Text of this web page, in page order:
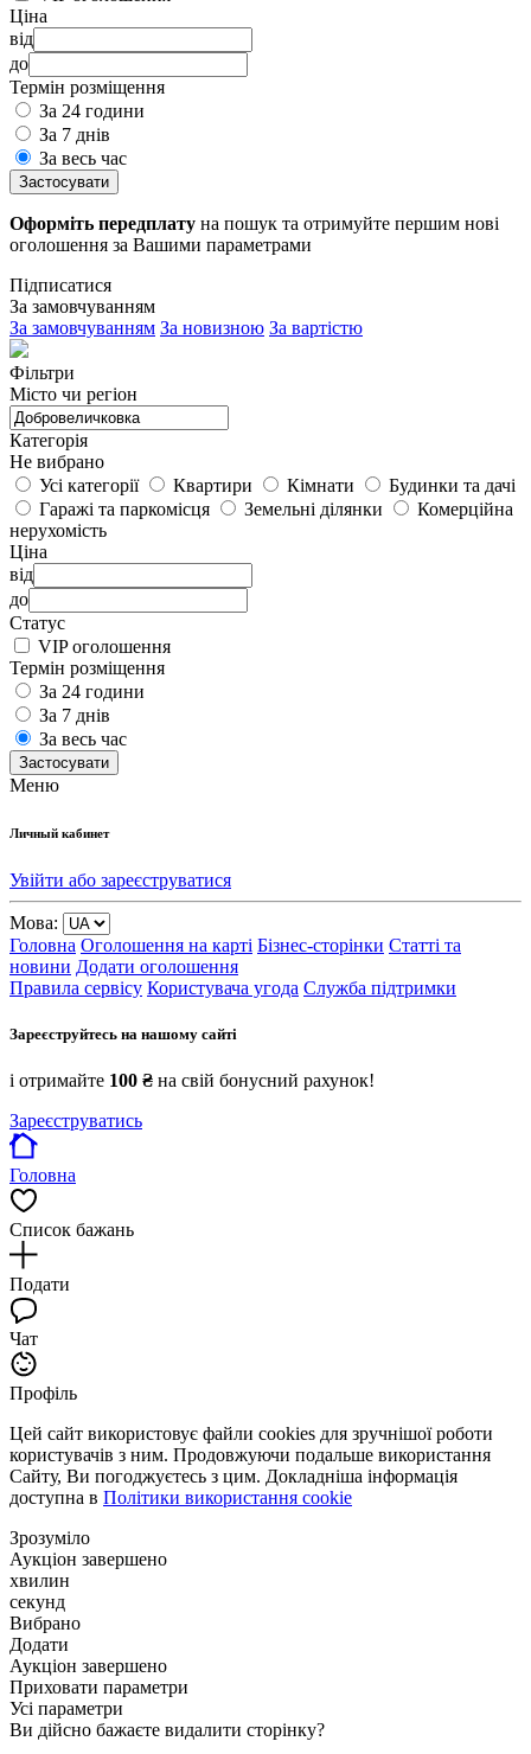
Ціна
від
до
Термін розміщення
За 24 години
За 7 днів
За весь час
Застосувати
Оформіть передплату на пошук та отримуйте першим нові
оголошення за Вашими параметрами
Підписатися
За замовчуванням
За замовчуванням За новизною За вартістю
Фільтри
Місто чи регіон
Категорія
Не вибрано
Усі категорії
Квартири Кімнати
Будинки та дачі
Гаражі та паркомісця
Земельні ділянки
Комерційна
нерухомість
Ціна
від
до
Статус
VIP оголошення
Термін розміщення
За 24 години
За 7 днів
За весь час
Застосувати
Меню
Личный кабинет
Увійти або зареєструватися
Мова:
Головна Оголошення на карті Бізнес-сторінки Статті та
новини Додати оголошення
Правила сервісу Користувача угода Служба підтримки
Зареєструйтесь на нашому сайті
і отримайте 100 ₴ на свій бонусний рахунок!
Зареєструватись
Головна
Список бажань
Подати
Чат
Профіль
Цей сайт використовує файли cookies для зручнішої роботи
користувачів з ним. Продовжуючи подальше використання
Сайту, Ви погоджуєтесь з цим. Докладніша інформація
доступна в Політики використання cookie
Зрозуміло
Аукціон завершено
хвилин
секунд
Вибрано
Додати
Аукціон завершено
Приховати параметри
Усі параметри
Ви дійсно бажаєте видалити сторінку?